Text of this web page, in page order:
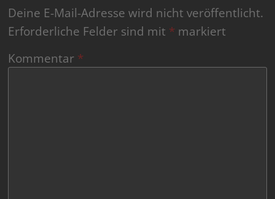
Deine E-Mail-Adresse wird nicht veröffentlicht.
Erforderliche Felder sind mit * markiert
Kommentar *